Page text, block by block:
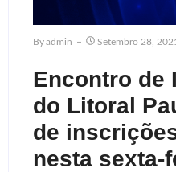
ByAdmin Setembro 28,
Encontro de
do Litoral
de
nesta sexta-